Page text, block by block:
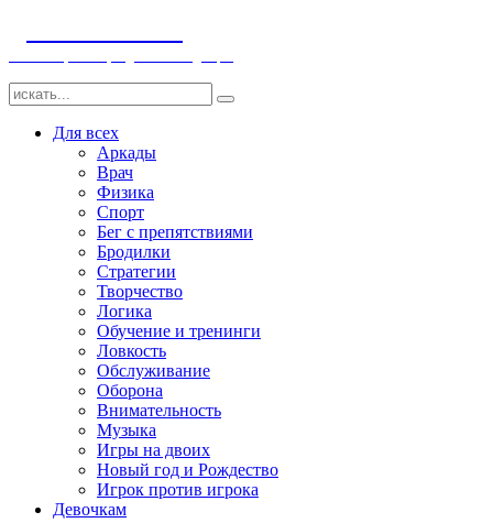
Для всех
Аркады
Врач
Физика
Спорт
Бег с препятствиями
Бродилки
Стратегии
Творчество
Логика
Обучение и тренинги
Ловкость
Обслуживание
Оборона
Внимательность
Музыка
Игры на двоих
Новый год и Рождество
Игрок против игрока
Девочкам